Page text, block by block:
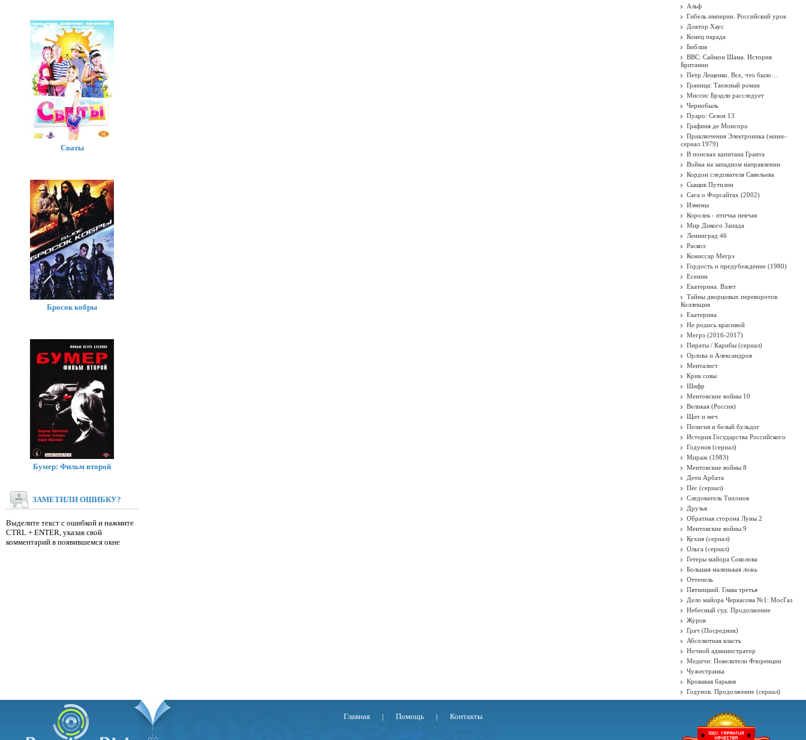
Сваты
Бросок кобры
Бумер: Фильм второй
ЗАМЕТИЛИ ОШИБКУ?
Выделите текст с ошибкой и нажмите
CTRL + ENTER, указав свой
комментарий в появившемся окне
Альф
Гибель империи. Российский урок
Доктор Хаус
Конец парада
Библия
BBC: Саймон Шама. История
Британии
Петр Лещенко. Все, что было…
Граница: Таежный роман
Миссис Брэдли расследует
Чернобыль
Пуаро: Сезон 13
Графиня де Монсоро
Приключения Электроника (мини–
сериал 1979)
В поисках капитана Гранта
Война на западном направлении
Кордон следователя Савельева
Сыщик Путилин
Сага о Форсайтах (2002)
Измены
Королек - птичка певчая
Мир Дикого Запада
Ленинград 46
Раскол
Комиссар Мегрэ
Гордость и предубеждение (1980)
Есенин
Екатерина. Взлет
Тайны дворцовых переворотов.
Коллекция
Екатерина
Не родись красивой
Мегрэ (2016-2017)
Пираты / Карибы (сериал)
Орлова и Александров
Менталист
Крик совы
Шифр
Ментовские войны 10
Великая (Россия)
Щит и меч
Пелагия и белый бульдог
История Государства Российского
Годунов (сериал)
Мираж (1983)
Ментовские войны 8
Дети Арбата
Пёс (сериал)
Следователь Тихонов
Друзья
Обратная сторона Луны 2
Ментовские войны 9
Кухня (сериал)
Ольга (сериал)
Гетеры майора Соколова
Большая маленькая ложь
Оттепель
Пятницкий. Глава третья
Дело майора Черкасова №1: МосГаз
Небесный суд. Продолжение
Журов
Грач (Посредник)
Абсолютная власть
Ночной администратор
Медичи: Повелители Флоренции
Чужестранка
Кровавая барыня
Годунов. Продолжение (сериал)
Главная | Помощь | Контакты
43 : 0.37